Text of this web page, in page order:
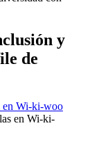
y
de
en Wi-ki-woo